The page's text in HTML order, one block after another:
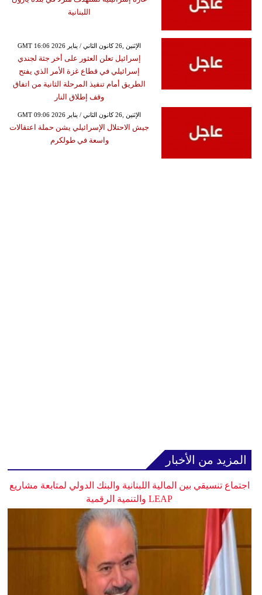
اللبنانية
GMT 16:06 2026 الإثنين ,26 كانون الثاني / يناير
إسرائيل تعلن العثور على أخر جثة لجندي
إسرائيلي في قطاع غزة الأمر الذي يفتح
الطريق أمام تنفيذ المرحلة الثانية من اتفاق
وقف إطلاق النار
GMT 09:06 2026 الإثنين ,26 كانون الثاني / يناير
جيش الاحتلال الإسرائيلي يشن حملة اعتقالات
واسعة في طولكرم
المزيد من الأخبار
اجتماع تنسيقي بين المالية اللبنانية والبنك الدولي لمتابعة مشاريع
LEAP والتنمية الرقمية